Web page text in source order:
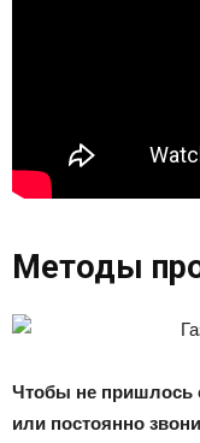
Методы
Чтобы не пришлось
или постоянно